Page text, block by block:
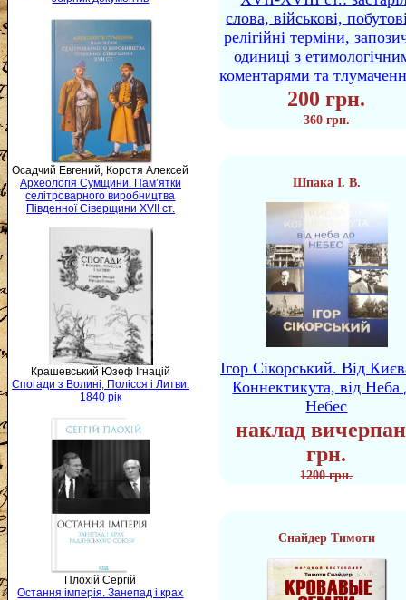
Осадчий Евгений, Коротя Алексей
Археологія Сумщини. Пам’ятки
селітроварного виробництва
Південної Сіверщини XVII ст.
Крашевський Юзеф Ігнацій
Спогади з Волині, Полісся і Литви.
1840 рік
Плохій Сергій
Остання імперія. Занепад і крах
слова, військові,
релігійні терміни,
одиниці з
коментарями та
200 грн.
360 грн.
Шпака І. В.
Ігор Сікорський. Від
Коннектикута, від Неба
Небес
наклад
грн.
1200 грн.
Снайдер Тимоти